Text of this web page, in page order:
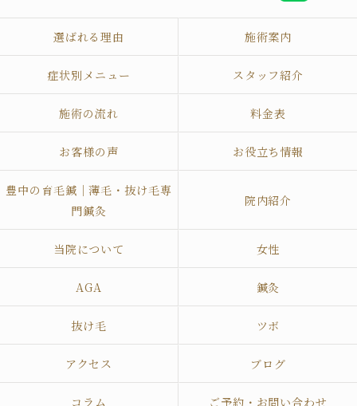
選ばれる理由 施術案内
症状別メニュー スタッフ紹介
施術の流れ 料金表
お客様の声 お役立ち情報
豊中の育毛鍼｜薄毛・抜け毛専
門鍼灸
院内紹介
当院について 女性
AGA 鍼灸
抜け毛 ツボ
アクセス ブログ
コラム ご予約・お問い合わせ